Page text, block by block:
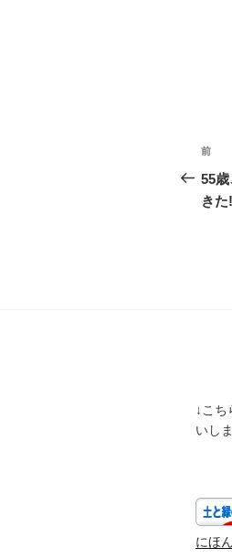
投
稿
ナ
ン
前
の
投
前
55
きた!
↓こ
いし
にほ